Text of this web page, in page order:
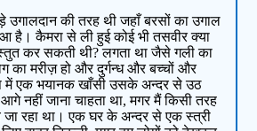
उगालदान की तरह थी जहाँ बरसों का उगाल
है। कैमरा से ली हुई कोई भी तसवीर क्या
कर सकती थी? लगता था जैसे गली का
का मरीज़ हो और दुर्गन्ध और बच्चों और
में एक भयानक खाँसी उसके अन्दर से उठ
नहीं जाना चाहता था, मगर मैं किसी तरह
रहा था। एक घर के अन्दर से एक स्त्री